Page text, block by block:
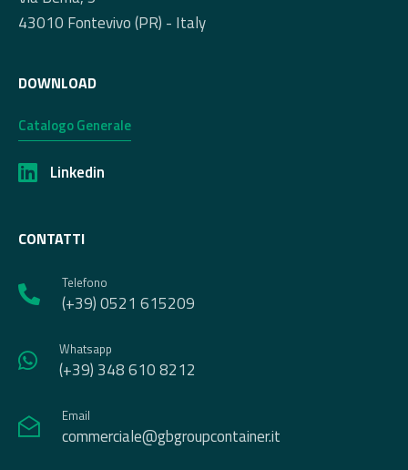
43010 Fontevivo (PR) - Italy
DOWNLOAD
Catalogo Generale
Linkedin
CONTATTI
Telefono
(+39) 0521 615209
Whatsapp
(+39) 348 610 8212
Email
commerciale@gbgroupcontainer.it